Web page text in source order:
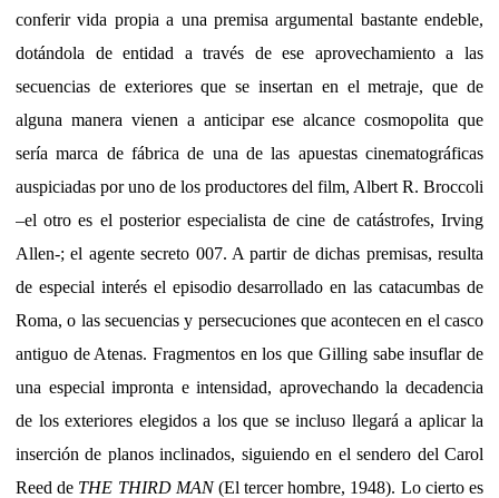
conferir vida propia a una premisa argumental bastante endeble,
dotándola de entidad a través de ese aprovechamiento a las
secuencias de exteriores que se insertan en el metraje, que de
alguna manera vienen a anticipar ese alcance cosmopolita que
sería marca de fábrica de una de las apuestas cinematográficas
auspiciadas por uno de los productores del film, Albert R. Broccoli
–el otro es el posterior especialista de cine de catástrofes, Irving
Allen-; el agente secreto 007. A partir de dichas premisas, resulta
de especial interés el episodio desarrollado en las catacumbas de
Roma, o las secuencias y persecuciones que acontecen en el casco
antiguo de Atenas. Fragmentos en los que Gilling sabe insuflar de
una especial impronta e intensidad, aprovechando la decadencia
de los exteriores elegidos a los que se incluso llegará a aplicar la
inserción de planos inclinados, siguiendo en el sendero del Carol
Reed de THE THIRD MAN(El tercer hombre, 1948). Lo cierto es